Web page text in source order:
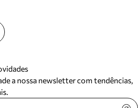
a nossa newsletter com tendências,